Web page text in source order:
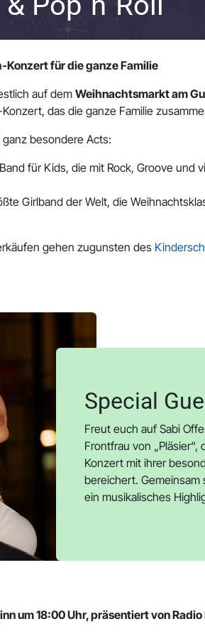
für die ganze Familie
auf dem Weihnachtsmarkt am
das die ganze Familie
besondere Acts:
für Kids, die mit Rock, Groove und
Girlband der Welt, die
gehen zugunsten des
Special
Freut euch auf Sabi
Frontfrau von
Konzert mit ihrer
bereichert. Gemeinsam
ein musikalisches
um 18:00 Uhr, präsentiert von